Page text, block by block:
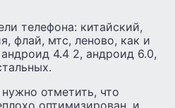
телефона: китайский,
флай, мтс, леново, как и
4.4 2, андроид 6.0,
отметить, что
оптимизирован, и